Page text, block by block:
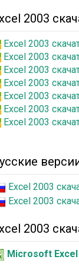
2003
Excel 2003
Excel 2003
Excel 2003
Excel 2003
Excel 2003
Excel 2003
Excel 2003
Excel 2003
Excel 2003
2003
Microsoft Excel